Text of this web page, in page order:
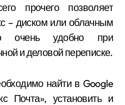
прочего позволяет
– диском или облачным
очень удобно при
и деловой переписке.
найти в Google
Почта», установить и